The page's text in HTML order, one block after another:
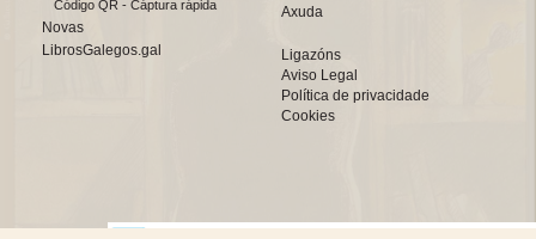
Código QR - Cáptura rápida
Novas
LibrosGalegos.gal
Axuda
Ligazóns
Aviso Legal
Política de privacidade
Cookies